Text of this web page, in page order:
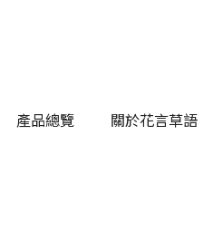
產品總覽 關於花言草語